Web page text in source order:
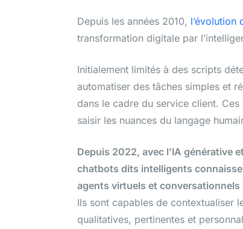
Depuis les années 2010, l’évolution
transformation digitale par
Initialement limités à des scripts
automatiser des tâches simples et
dans le cadre du service client.
saisir les nuances du langage
Depuis 2022, avec l’IA générative
chatbots dits intelligents
agents virtuels et conversationnels
Ils sont capables de contextualiser
qualitatives, pertinentes et